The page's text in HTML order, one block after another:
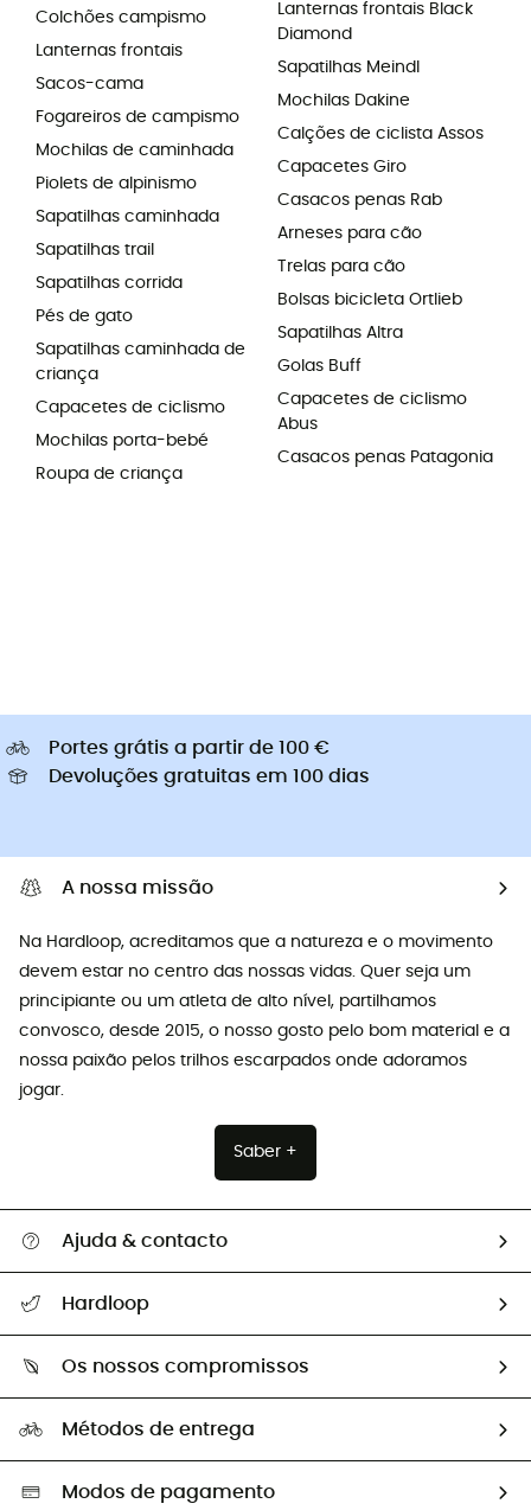
Colchões campismo
Lanternas frontais
Sacos-cama
Fogareiros de campismo
Mochilas de caminhada
Piolets de alpinismo
Sapatilhas caminhada
Sapatilhas trail
Sapatilhas corrida
Pés de gato
Sapatilhas caminhada de
criança
Capacetes de ciclismo
Mochilas porta-bebé
Roupa de criança
Lanternas frontais Black
Diamond
Sapatilhas Meindl
Mochilas Dakine
Calções de ciclista Assos
Capacetes Giro
Casacos penas Rab
Arneses para cão
Trelas para cão
Bolsas bicicleta Ortlieb
Sapatilhas Altra
Golas Buff
Capacetes de ciclismo
Abus
Casacos penas Patagonia
Portes grátis a partir de 100 €
Devoluções gratuitas em 100 dias
A nossa missão
Na Hardloop, acreditamos que a natureza e o movimento
devem estar no centro das nossas vidas. Quer seja um
principiante ou um atleta de alto nível, partilhamos
convosco, desde 2015, o nosso gosto pelo bom material e a
nossa paixão pelos trilhos escarpados onde adoramos
jogar.
Saber +
Ajuda & contacto
Devoluções e reembolsos
Guia de tamanhos
Trocas & Devoluções
Hardloop
Os nossos embaixadores
Os nossos compromissos
Seleção eco-responsável
Métodos de entrega
Modos de pagamento